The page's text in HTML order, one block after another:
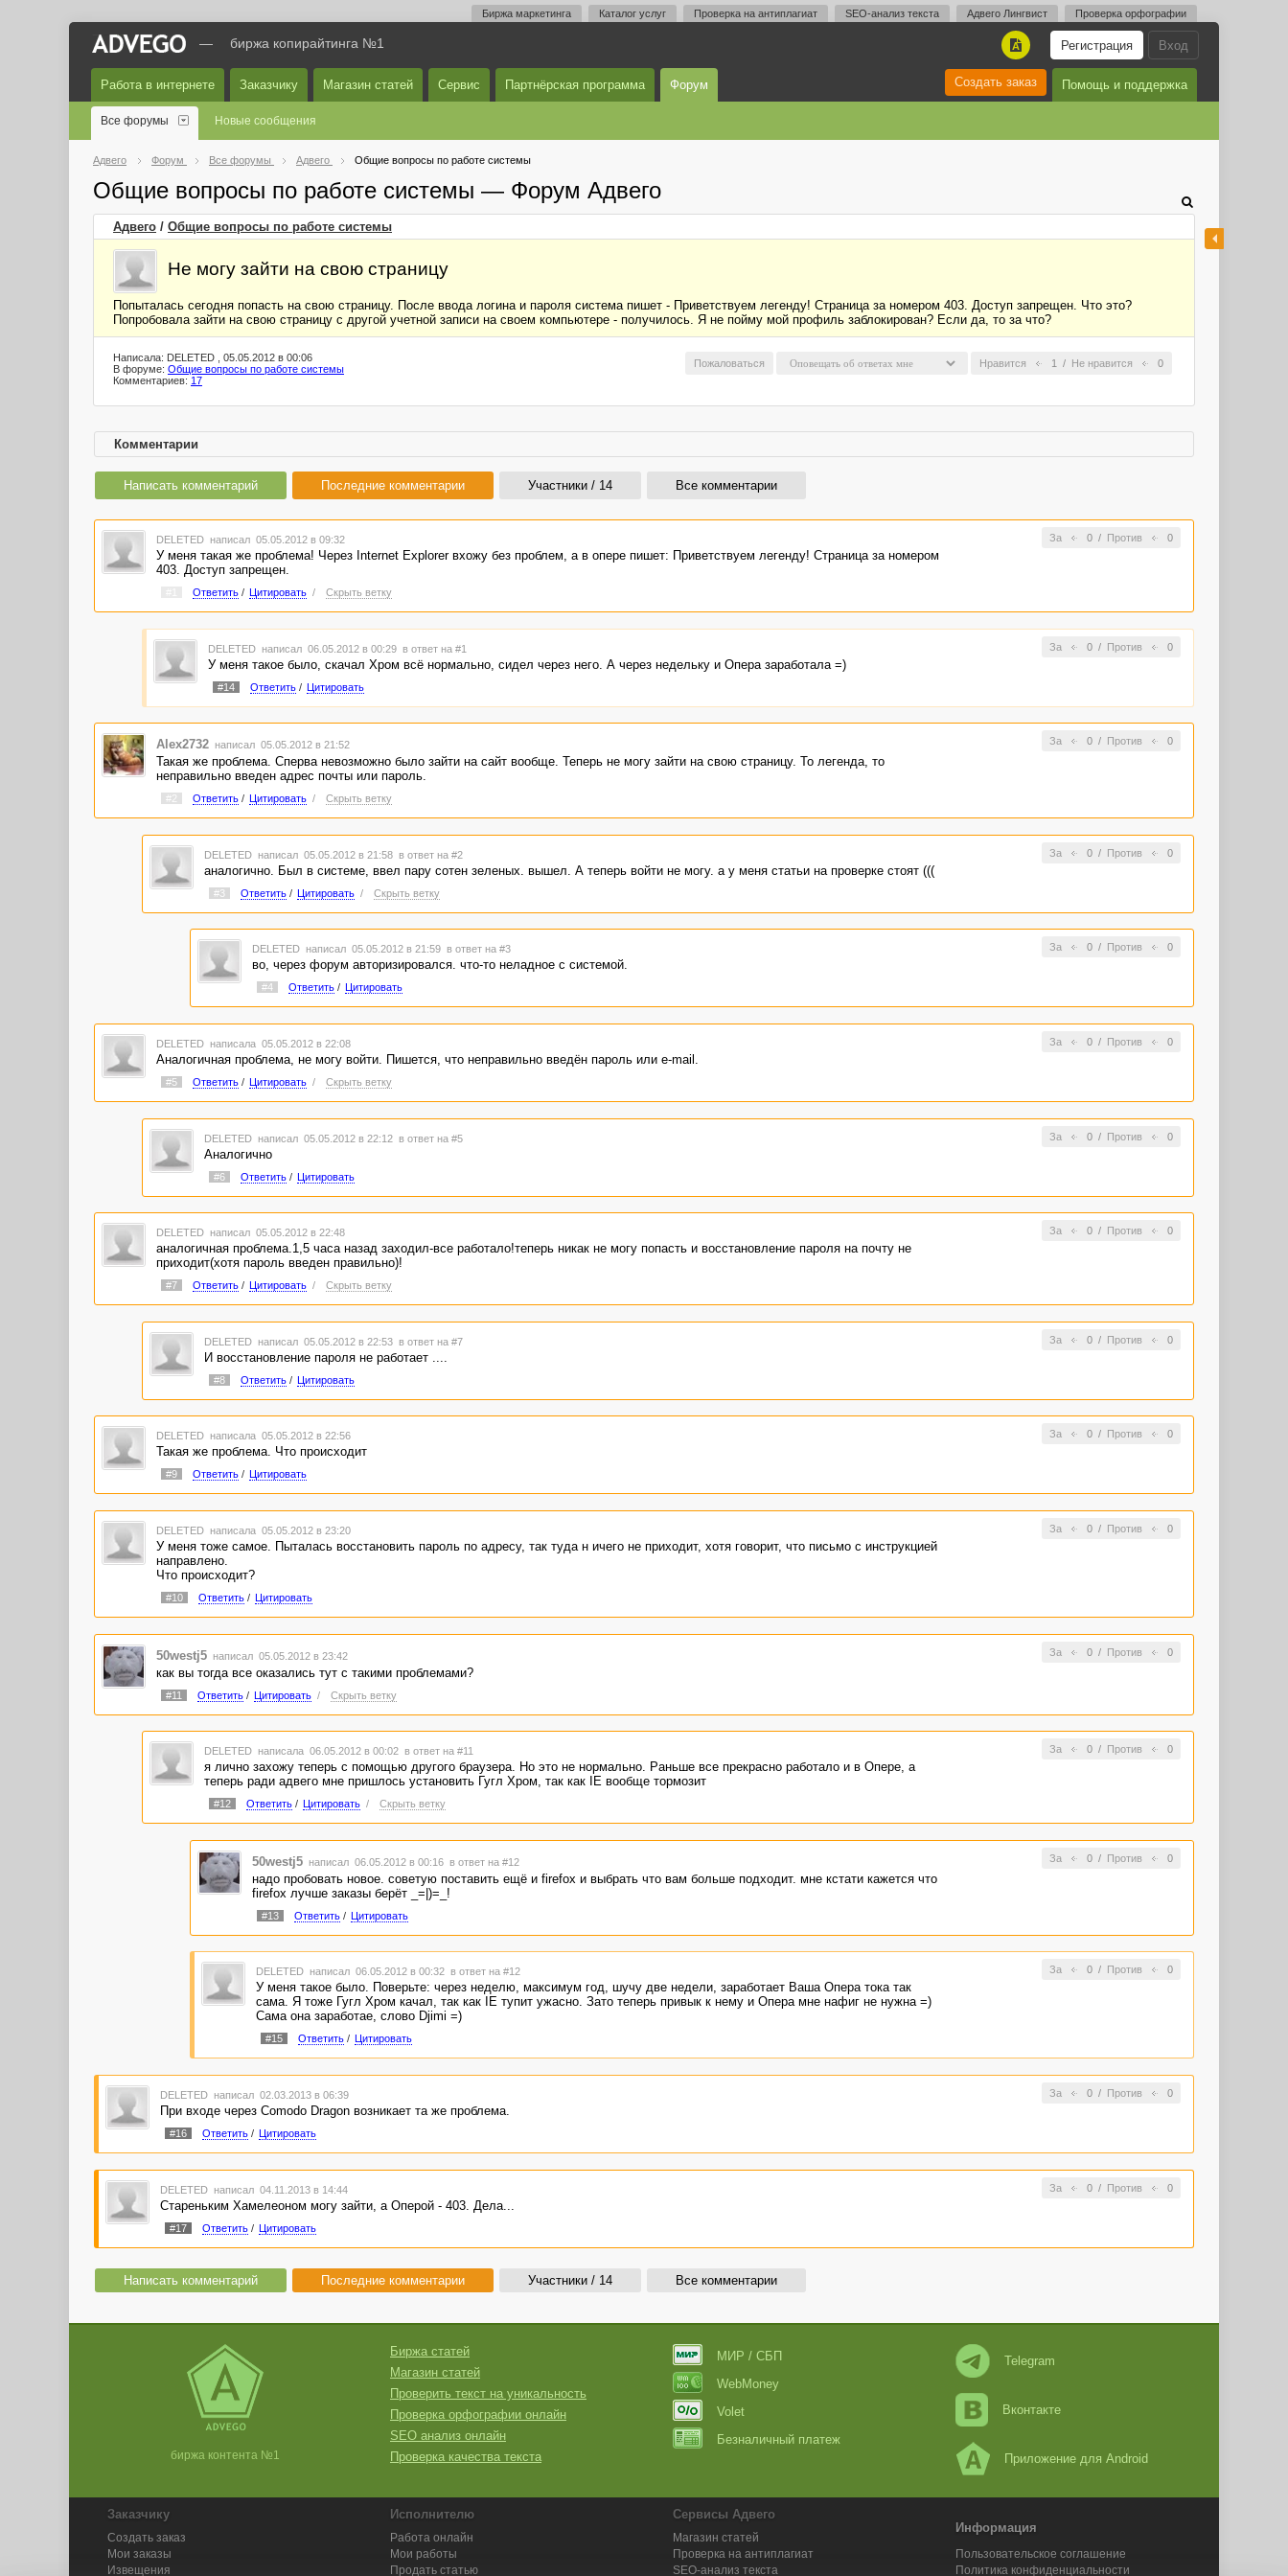
Биржа маркетинга Каталог услуг Проверка на антиплагиат SEO-анализ текста Адвего Лингвист Проверка орфографии
Вход
Регистрация
A
— биржа копирайтинга №1
Работа в интернете Заказчику Магазин статей Сервис Партнёрская программа Форум Помощь и поддержка
Создать заказ
Все форумы Новые сообщения
Адвего Форум Все форумы Адвего Общие вопросы по работе системы
Общие вопросы по работе системы — Форум Адвего
Адвего / Общие вопросы по работе системы
Не могу зайти на свою страницу
Попыталась сегодня попасть на свою страницу. После ввода логина и пароля система пишет - Приветствуем легенду! Страница за номером 403. Доступ запрещен. Что это?
Попробовала зайти на свою страницу с другой учетной записи на своем компьютере - получилось. Я не пойму мой профиль заблокирован? Если да, то за что?
Нравится 1 / Не нравится 0
Пожаловаться
Написала: DELETED , 05.05.2012 в 00:06
В форуме: Общие вопросы по работе системы
Комментариев: 17
Комментарии
Написать комментарий Последние комментарии Участники / 14 Все комментарии
За 0/ Против 0
DELETED написал 05.05.2012 в 09:32
У меня такая же проблема! Через Internet Explorer вхожу без проблем, а в опере пишет: Приветствуем легенду! Страница за номером
403. Доступ запрещен.
Ответить/ Цитировать / Скрыть ветку
За 0/ Против 0
DELETED написал 06.05.2012 в 00:29 в ответ на #1
У меня такое было, скачал Хром всё нормально, сидел через него. А через недельку и Опера заработала =)
#14 Ответить/ Цитировать
За 0/ Против 0
Alex2732 написал 05.05.2012 в 21:52
Такая же проблема. Сперва невозможно было зайти на сайт вообще. Теперь не могу зайти на свою страницу. То легенда, то
неправильно введен адрес почты или пароль.
#2 Ответить/ Цитировать / Скрыть ветку
За 0/ Против 0
DELETED написал 05.05.2012 в 21:58 в ответ на #2
аналогично. Был в системе, ввел пару сотен зеленых. вышел. А теперь войти не могу. а у меня статьи на проверке стоят (((
#3 Ответить/ Цитировать / Скрыть ветку
За 0/ Против 0
DELETED написал 05.05.2012 в 21:59 в ответ на #3
во, через форум авторизировался. что-то неладное с системой.
#4 Ответить/ Цитировать
За 0/ Против 0
DELETED написала 05.05.2012 в 22:08
Аналогичная проблема, не могу войти. Пишется, что неправильно введён пароль или e-mail.
#5 Ответить/ Цитировать / Скрыть ветку
За 0/ Против 0
DELETED написал 05.05.2012 в 22:12 в ответ на #5
Аналогично
#6 Ответить/ Цитировать
За 0/ Против 0
DELETED написал 05.05.2012 в 22:48
аналогичная проблема.1,5 часа назад заходил-все работало!теперь никак не могу попасть и восстановление пароля на почту не
приходит(хотя пароль введен правильно)!
#7 Ответить/ Цитировать / Скрыть ветку
За 0/ Против 0
DELETED написал 05.05.2012 в 22:53 в ответ на #7
И восстановление пароля не работает ....
#8 Ответить/ Цитировать
За 0/ Против 0
DELETED написала 05.05.2012 в 22:56
Такая же проблема. Что происходит
#9 Ответить/ Цитировать
За 0/ Против 0
DELETED написала 05.05.2012 в 23:20
У меня тоже самое. Пыталась восстановить пароль по адресу, так туда н ичего не приходит, хотя говорит, что письмо с инструкцией
направлено.
Что происходит?
#10 Ответить/ Цитировать
За 0/ Против 0
50westj5 написал 05.05.2012 в 23:42
как вы тогда все оказались тут с такими проблемами?
#11 Ответить/ Цитировать / Скрыть ветку
За 0/ Против 0
DELETED написала 06.05.2012 в 00:02 в ответ на #11
я лично захожу теперь с помощью другого браузера. Но это не нормально. Раньше все прекрасно работало и в Опере, а
теперь ради адвего мне пришлось установить Гугл Хром, так как IE вообще тормозит
#12 Ответить/ Цитировать / Скрыть ветку
За 0/ Против 0
50westj5 написал 06.05.2012 в 00:16 в ответ на #12
надо пробовать новое. советую поставить ещё и firefox и выбрать что вам больше подходит. мне кстати кажется что
firefox лучше заказы берёт _=|)=_!
#13 Ответить/ Цитировать
За 0/ Против 0
DELETED написал 06.05.2012 в 00:32 в ответ на #12
У меня такое было. Поверьте: через неделю, максимум год, шучу две недели, заработает Ваша Опера тока так
сама. Я тоже Гугл Хром качал, так как IE тупит ужасно. Зато теперь привык к нему и Опера мне нафиг не нужна =)
Сама она заработае, слово Djimi =)
#15 Ответить/ Цитировать
За 0/ Против 0
DELETED написал 02.03.2013 в 06:39
При входе через Comodo Dragon возникает та же проблема.
#16 Ответить/ Цитировать
За 0/ Против 0
DELETED написал 04.11.2013 в 14:44
Стареньким Хамелеоном могу зайти, а Оперой - 403. Дела...
#17 Ответить/ Цитировать
Написать комментарий Последние комментарии Участники / 14 Все комментарии
биржа контента №1
Биржа статей
Магазин статей
Проверить текст на уникальность
Проверка орфографии онлайн
SEO анализ онлайн
Проверка качества текста
МИР / СБП
WebMoney
Volet
Безналичный платеж
Telegram
Вконтакте
Приложение для Android
Заказчику
Создать заказ
Мои заказы
Извещения
Исполнителю
Работа онлайн
Мои работы
Продать статью
Сервисы Адвего
Магазин статей
Проверка на антиплагиат
SEO-анализ текста
Информация
Пользовательское соглашение
Политика конфиденциальности